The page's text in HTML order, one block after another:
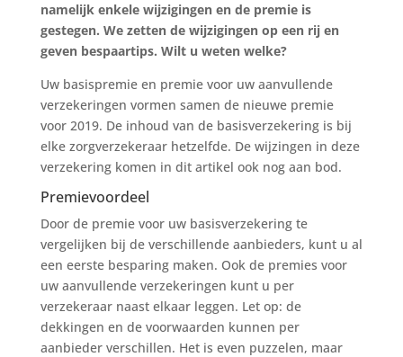
namelijk enkele wijzigingen en de premie is
gestegen. We zetten de wijzigingen op een rij en
geven bespaartips. Wilt u weten welke?
Uw basispremie en premie voor uw aanvullende
verzekeringen vormen samen de nieuwe premie
voor 2019. De inhoud van de basisverzekering is bij
elke zorgverzekeraar hetzelfde. De wijzingen in deze
verzekering komen in dit artikel ook nog aan bod.
Premievoordeel
Door de premie voor uw basisverzekering te
vergelijken bij de verschillende aanbieders, kunt u al
een eerste besparing maken. Ook de premies voor
uw aanvullende verzekeringen kunt u per
verzekeraar naast elkaar leggen. Let op: de
dekkingen en de voorwaarden kunnen per
aanbieder verschillen. Het is even puzzelen, maar